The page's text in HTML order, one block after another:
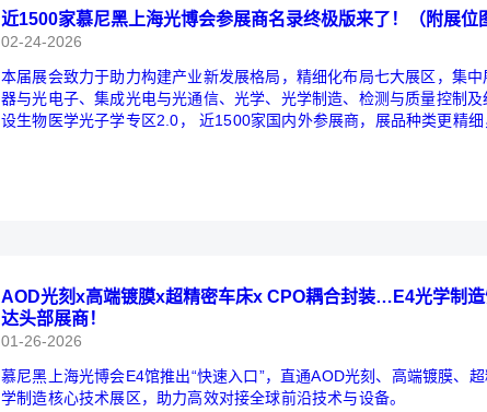
近1500家慕尼黑上海光博会参展商名录终极版来了！（附展位
02-24-2026
本届展会致力于助力构建产业新发展格局，精细化布局七大展区，集
器与光电子、集成光电与光通信、光学、光学制造、检测与质量控制
设生物医学光子学专区2.0， 近1500家国内外参展商，展品种类更精细
AOD光刻x高端镀膜x超精密车床x CPO耦合封装…E4光学制
达头部展商！
01-26-2026
慕尼黑上海光博会E4馆推出“快速入口”，直通AOD光刻、高端镀膜、
学制造核心技术展区，助力高效对接全球前沿技术与设备。